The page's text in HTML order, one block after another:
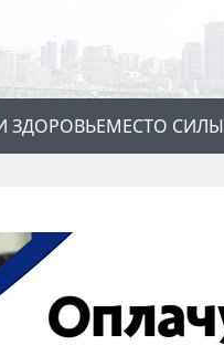
ЗДОРОВЬЕМЕСТО СИЛЫ